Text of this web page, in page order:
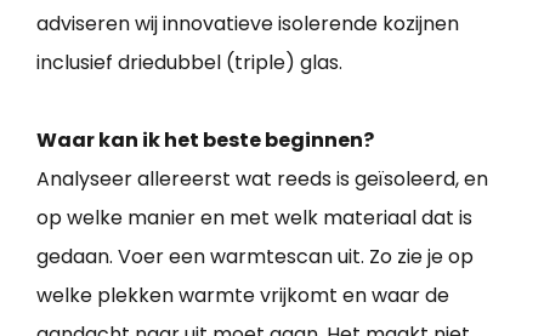
adviseren wij innovatieve isolerende kozijnen
inclusief driedubbel (triple) glas.
Waar kan ik het beste beginnen?
Analyseer allereerst wat reeds is geïsoleerd, en
op welke manier en met welk materiaal dat is
gedaan. Voer een warmtescan uit. Zo zie je op
welke plekken warmte vrijkomt en waar de